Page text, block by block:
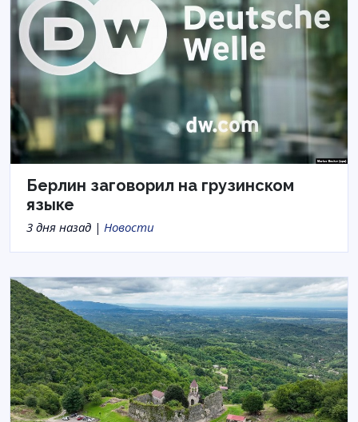
Берлин заговорил на грузинском
языке
3 дня назад | Новости